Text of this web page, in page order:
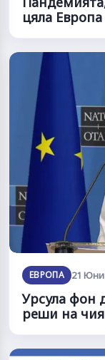
цяла
ЕВРОПА 21 Юни
Урсула фон
реши на чия